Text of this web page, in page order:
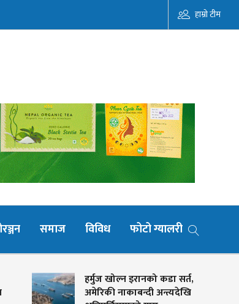
हाम्रो टीम
समाज विविध फोटो ग्यालरी
हर्मुज खोल्न इरानको कडा सर्त,
अमेरिकी नाकाबन्दी अन्त्यदेखि